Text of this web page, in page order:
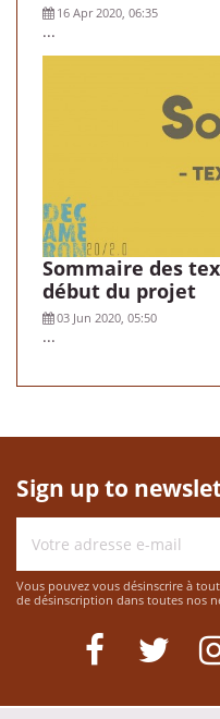
16 Apr 2020, 06:35
...
Sommaire des
début du projet
03 Jun 2020, 05:50
...
Sign up to
Vous pouvez vous désinscrire à
de désinscription dans toutes nos